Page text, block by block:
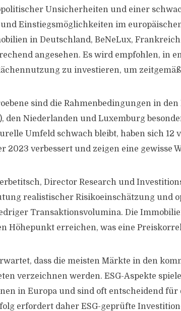
Unsicherheiten und einer
Einstiegsmöglichkeiten im
in Deutschland, BeNeLux,
angesehen. Es wird empfohlen, in
zu investieren, um
sind die Rahmenbedingungen in
den Niederlanden und Luxemburg
Umfeld schwach bleibt, haben sich 12
2023 verbessert und zeigen eine gewisse
Director Research und
realistischer Risikoeinschätzung und
Transaktionsvolumina. Die
Höhepunkt erreichen, was eine
dass die meisten Märkte in den
verzeichnen werden. ESG-Aspekte
in Europa und sind oft entscheidend für
erfordert daher ESG-geprüfte